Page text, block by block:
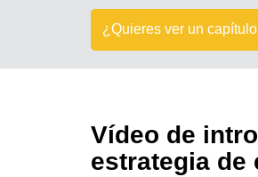
¿Quieres ver un
Vídeo de
estrategia de